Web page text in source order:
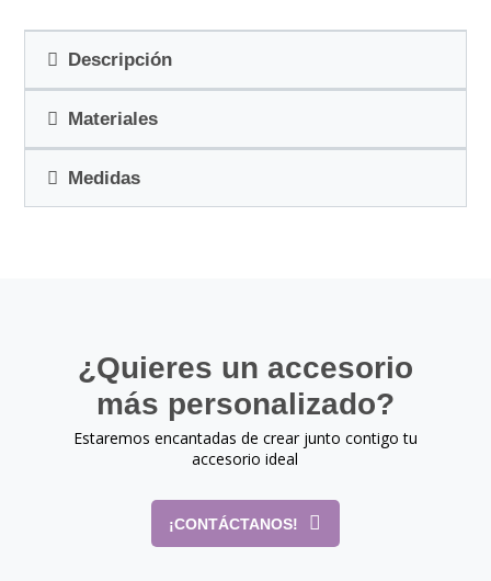
Descripción
Materiales
Medidas
¿Quieres un accesorio
más personalizado?
Estaremos encantadas de crear junto contigo tu
accesorio ideal
¡CONTÁCTANOS!